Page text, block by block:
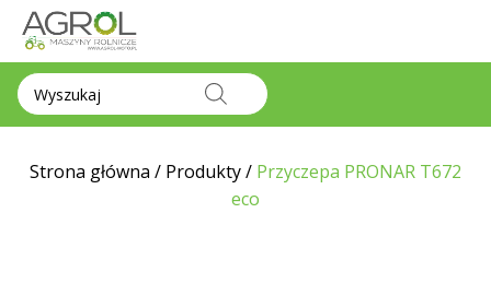
Wyszukiwarka
produktów
Strona główna / Produkty/ Przyczepa PRONAR T672
eco